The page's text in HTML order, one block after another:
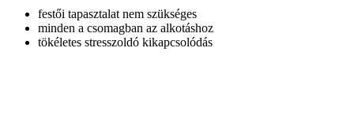
festői tapasztalat nem szükséges
minden a csomagban az alkotáshoz
tökéletes stresszoldó kikapcsolódás